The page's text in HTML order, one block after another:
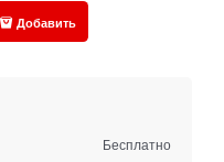
Добавить
Бесплатно